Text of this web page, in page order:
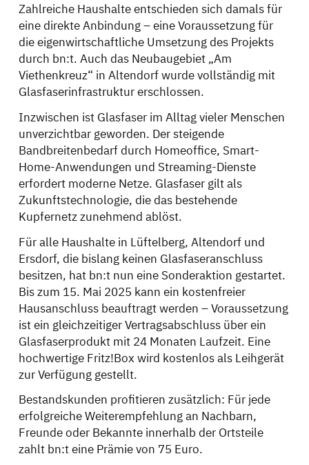
Zahlreiche Haushalte entschieden sich damals für
eine direkte Anbindung – eine Voraussetzung für
die eigenwirtschaftliche Umsetzung des Projekts
durch bn:t. Auch das Neubaugebiet „Am
Viethenkreuz“ in Altendorf wurde vollständig mit
Glasfaserinfrastruktur erschlossen.
Inzwischen ist Glasfaser im Alltag vieler Menschen
unverzichtbar geworden. Der steigende
Bandbreitenbedarf durch Homeoffice, Smart-
Home-Anwendungen und Streaming-Dienste
erfordert moderne Netze. Glasfaser gilt als
Zukunftstechnologie, die das bestehende
Kupfernetz zunehmend ablöst.
Für alle Haushalte in Lüftelberg, Altendorf und
Ersdorf, die bislang keinen Glasfaseranschluss
besitzen, hat bn:t nun eine Sonderaktion gestartet.
Bis zum 15. Mai 2025 kann ein kostenfreier
Hausanschluss beauftragt werden – Voraussetzung
ist ein gleichzeitiger Vertragsabschluss über ein
Glasfaserprodukt mit 24 Monaten Laufzeit. Eine
hochwertige Fritz!Box wird kostenlos als Leihgerät
zur Verfügung gestellt.
Bestandskunden profitieren zusätzlich: Für jede
erfolgreiche Weiterempfehlung an Nachbarn,
Freunde oder Bekannte innerhalb der Ortsteile
zahlt bn:t eine Prämie von 75 Euro.